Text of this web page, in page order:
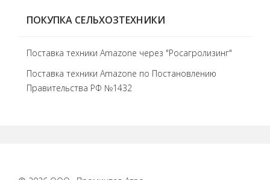
ПОКУПКА СЕЛЬХОЗТЕХНИКИ
Поставка техники Amazone через "Росагролизинг"
Поставка техники Amazone по Постановлению
Правительства РФ №1432